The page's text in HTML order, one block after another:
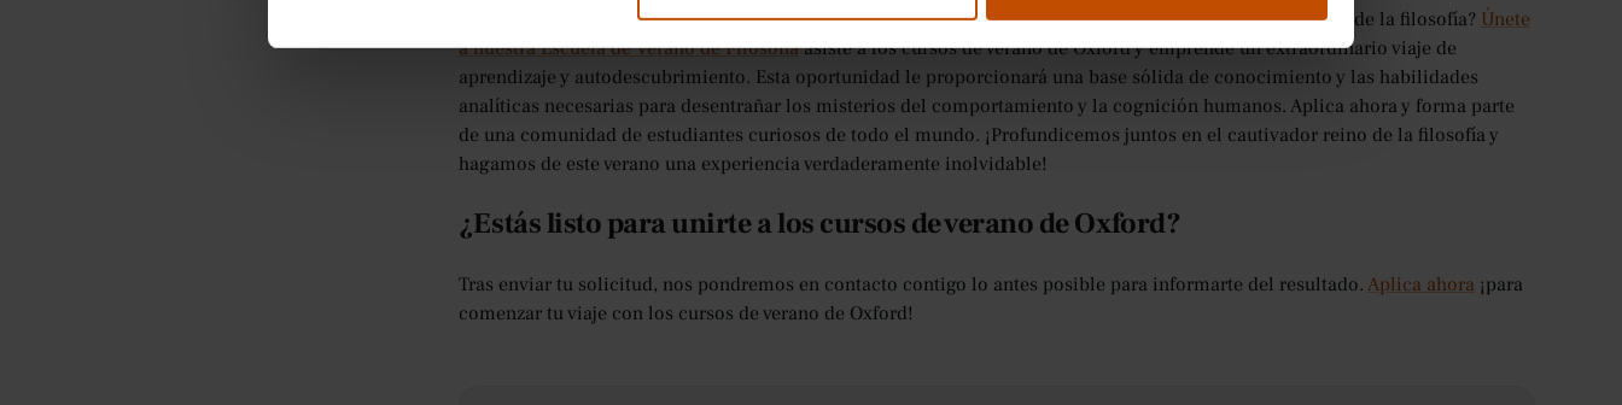
¿Estás preparado para desvelar los secretos de la mente humana y descubrir las profundas complejidades de la filosofía? Únete
a nuestra Escuela de Verano de Filosofíaasiste a los cursos de verano de Oxford y emprende un extraordinario viaje de
aprendizaje y autodescubrimiento. Esta oportunidad le proporcionará una base sólida de conocimiento y las habilidades
analíticas necesarias para desentrañar los misterios del comportamiento y la cognición humanos. Aplica ahora y forma parte
de una comunidad de estudiantes curiosos de todo el mundo. ¡Profundicemos juntos en el cautivador reino de la filosofía y
hagamos de este verano una experiencia verdaderamente inolvidable!
¿Estás listo para unirte a los cursos de verano de Oxford?
Tras enviar tu solicitud, nos pondremos en contacto contigo lo antes posible para informarte del resultado. Aplica ahora ¡para
comenzar tu viaje con los cursos de verano de Oxford!